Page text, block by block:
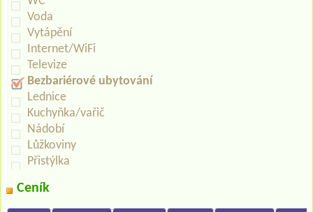
Voda
Vytápění
Internet/WiFi
Televize
Bezbariérové ubytování
Lednice
Kuchyňka/vařič
Nádobí
Lůžkoviny
Přistýlka
Ceník